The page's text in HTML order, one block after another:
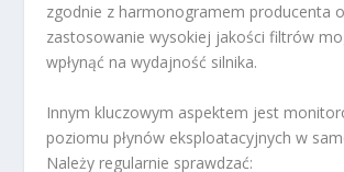
zgodnie z harmonogramem producenta
zastosowanie wysokiej jakości filtrów
wpłynąć na wydajność silnika.
Innym kluczowym aspektem jest
poziomu płynów eksploatacyjnych w
Należy regularnie sprawdzać: